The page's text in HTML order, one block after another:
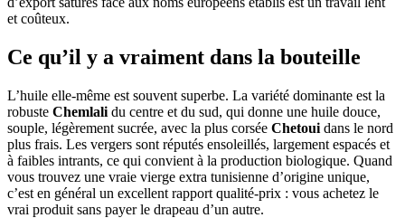
et coûteux.
Ce qu’il y a vraiment dans la bouteille
L’huile elle-même est souvent superbe. La variété dominante est la
robuste Chemlali du centre et du sud, qui donne une huile douce,
souple, légèrement sucrée, avec la plus corsée Chetoui dans le nord
plus frais. Les vergers sont réputés ensoleillés, largement espacés et
à faibles intrants, ce qui convient à la production biologique. Quand
vous trouvez une vraie vierge extra tunisienne d’origine unique,
c’est en général un excellent rapport qualité-prix : vous achetez le
vrai produit sans payer le drapeau d’un autre.